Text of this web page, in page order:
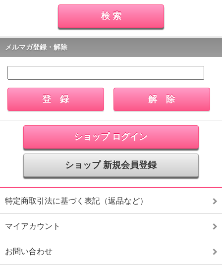
メルマガ登録・解除
ショップ ログイン
ショップ 新規会員登録
特定商取引法に基づく表記（返品など）
マイアカウント
お問い合わせ